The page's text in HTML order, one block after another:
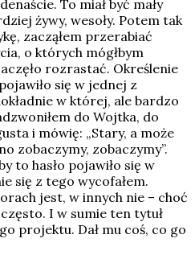
To miał być mały
żywy, wesoły. Potem tak
zacząłem przerabiać
o których mógłbym
rozrastać. Określenie
się w jednej z
w której, ale bardzo
do Wojtka, do
i mówię: „Stary, a może
zobaczymy, zobaczymy”.
to hasło pojawiło się w
się z tego wycofałem.
jest, w innych nie – choć
I w sumie ten tytuł
projektu. Dał mu coś, co go